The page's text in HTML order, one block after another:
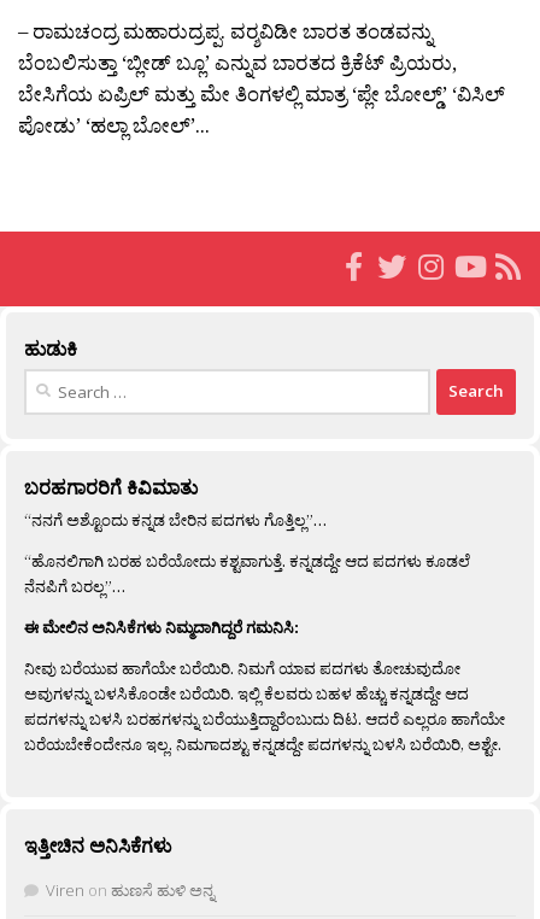
– ರಾಮಚಂದ್ರ ಮಹಾರುದ್ರಪ್ಪ. ವರ‍್ಶವಿಡೀ ಬಾರತ ತಂಡವನ್ನು
ಬೆಂಬಲಿಸುತ್ತಾ ‘ಬ್ಲೀಡ್ ಬ್ಲೂ’ ಎನ್ನುವ ಬಾರತದ ಕ್ರಿಕೆಟ್ ಪ್ರಿಯರು,
ಬೇಸಿಗೆಯ ಏಪ್ರಿಲ್ ಮತ್ತು ಮೇ ತಿಂಗಳಲ್ಲಿ ಮಾತ್ರ ‘ಪ್ಲೇ ಬೋಲ್ಡ್’ ‘ವಿಸಿಲ್
ಪೋಡು’ ‘ಹಲ್ಲಾ ಬೋಲ್’...
ಹುಡುಕಿ
Search
ಬರಹಗಾರರಿಗೆ ಕಿವಿಮಾತು
“ನನಗೆ ಅಶ್ಟೊಂದು ಕನ್ನಡ ಬೇರಿನ ಪದಗಳು ಗೊತ್ತಿಲ್ಲ”…
“ಹೊನಲಿಗಾಗಿ ಬರಹ ಬರೆಯೋದು ಕಶ್ಟವಾಗುತ್ತೆ. ಕನ್ನಡದ್ದೇ ಆದ ಪದಗಳು ಕೂಡಲೆ
ನೆನಪಿಗೆ ಬರಲ್ಲ”…
ಈ ಮೇಲಿನ ಅನಿಸಿಕೆಗಳು ನಿಮ್ಮದಾಗಿದ್ದರೆ ಗಮನಿಸಿ:
ನೀವು ಬರೆಯುವ ಹಾಗೆಯೇ ಬರೆಯಿರಿ. ನಿಮಗೆ ಯಾವ ಪದಗಳು ತೋಚುವುದೋ
ಅವುಗಳನ್ನು ಬಳಸಿಕೊಂಡೇ ಬರೆಯಿರಿ. ಇಲ್ಲಿ ಕೆಲವರು ಬಹಳ ಹೆಚ್ಚು ಕನ್ನಡದ್ದೇ ಆದ
ಪದಗಳನ್ನು ಬಳಸಿ ಬರಹಗಳನ್ನು ಬರೆಯುತ್ತಿದ್ದಾರೆಂಬುದು ದಿಟ. ಆದರೆ ಎಲ್ಲರೂ ಹಾಗೆಯೇ
ಬರೆಯಬೇಕೆಂದೇನೂ ಇಲ್ಲ. ನಿಮಗಾದಶ್ಟು ಕನ್ನಡದ್ದೇ ಪದಗಳನ್ನು ಬಳಸಿ ಬರೆಯಿರಿ, ಅಶ್ಟೇ.
ಇತ್ತೀಚಿನ ಅನಿಸಿಕೆಗಳು
Viren on ಹುಣಸೆ ಹುಳಿ ಅನ್ನ